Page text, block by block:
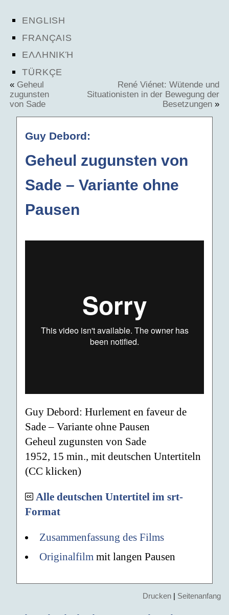
ENGLISH
FRANÇAIS
ΕΛΛΗΝΙΚΉ
TÜRKÇE
« Geheul
zugunsten
von Sade
René Viénet: Wütende und
Situationisten in der Bewegung der
Besetzungen »
Guy Debord:
Geheul zugunsten von
Sade – Variante ohne
Pausen
Guy Debord: Hurlement en faveur de
Sade – Variante ohne Pausen
Geheul zugunsten von Sade
1952, 15 min., mit deutschen Untertiteln
(CC klicken)
Alle deutschen Untertitel im srt-
Format
Zusammenfassung des Films
Originalfilm mit langen Pausen
Drucken | Seitenanfang